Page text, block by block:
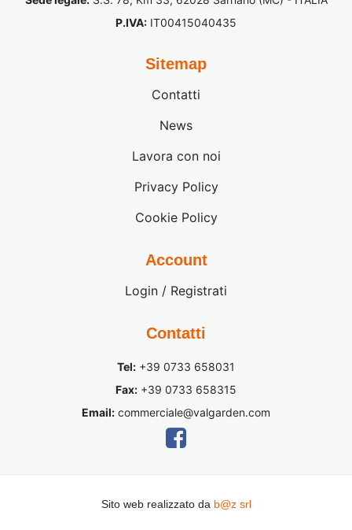
P.IVA: IT00415040435
Sitemap
Contatti
News
Lavora con noi
Privacy Policy
Cookie Policy
Account
Login / Registrati
Contatti
Tel: +39 0733 658031
Fax: +39 0733 658315
Email: commerciale@valgarden.com
Sito web realizzato da b@z srl